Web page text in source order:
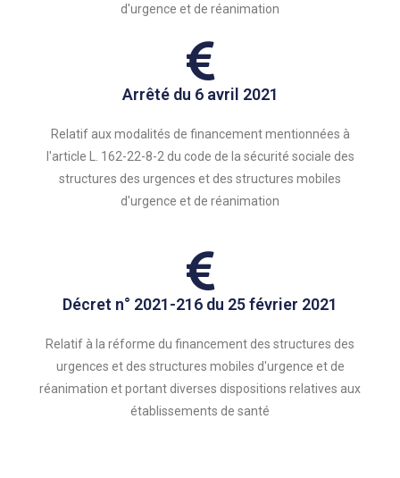
d'urgence et de réanimation
Arrêté du 6 avril 2021
Relatif aux modalités de financement mentionnées à
l'article L. 162-22-8-2 du code de la sécurité sociale des
structures des urgences et des structures mobiles
d'urgence et de réanimation
Décret n° 2021-216 du 25 février 2021
Relatif à la réforme du financement des structures des
urgences et des structures mobiles d'urgence et de
réanimation et portant diverses dispositions relatives aux
établissements de santé